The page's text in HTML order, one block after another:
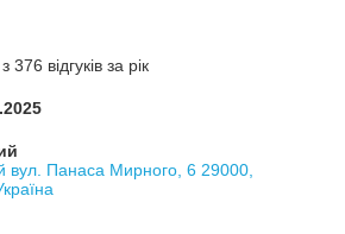
відгуків за рік
вул. Панаса Мирного, 6 29000,